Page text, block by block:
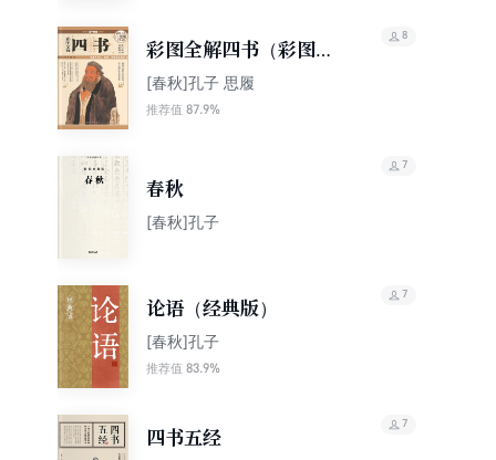
彩图全解四书（彩图精
装）
[春秋]孔子 思履
推荐值 87.9%
8
春秋
[春秋]孔子
7
论语（经典版）
[春秋]孔子
推荐值 83.9%
7
四书五经
7